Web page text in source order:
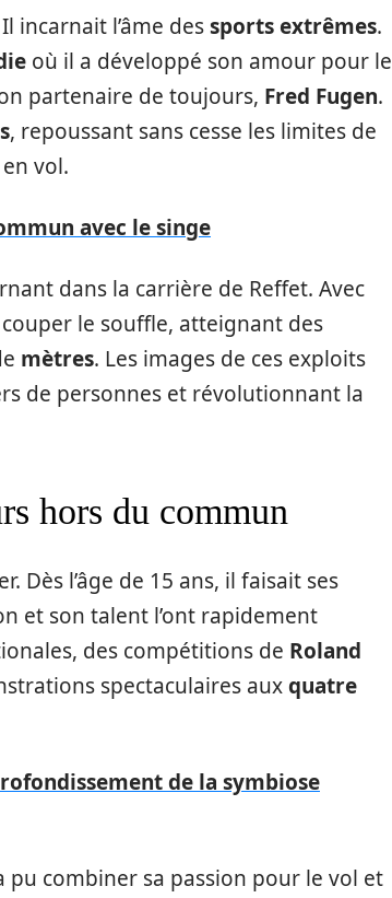
incarnait l’âme dessports extrêmes.
où il a développé son amour pour le
partenaire de toujours, Fred Fugen.
, repoussant sans cesse les limites de
vol.
avec le singe
dans la carrière de Reffet. Avec
le souffle, atteignant des
mètres. Les images de ces exploits
de personnes et révolutionnant la
hors du commun
Dès l’âge de 15 ans, il faisait ses
et son talent l’ont rapidement
des compétitions de Roland
spectaculaires auxquatre
de la symbiose
pu combiner sa passion pour le vol et